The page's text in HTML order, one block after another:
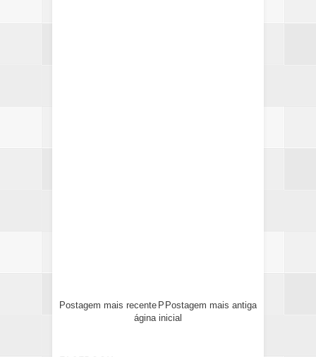
Postagem mais recente Postagem mais antiga
P
ágina inicial